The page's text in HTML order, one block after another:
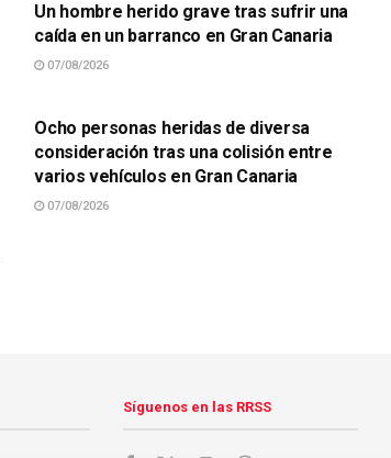
Un hombre herido grave tras sufrir una
caída en un barranco en Gran Canaria
07/08/2026
Ocho personas heridas de diversa
consideración tras una colisión entre
varios vehículos en Gran Canaria
07/08/2026
Síguenos en las RRSS